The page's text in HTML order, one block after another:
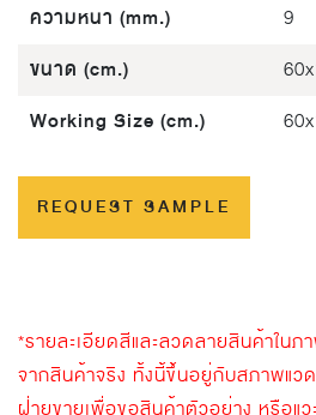
ความหนา (mm.) 9
ขนาด (cm.)
Working Size (cm.)
REQUEST SAMPLE
*รายละเอียดสีและลวดลายสินค้าใน
จากสินค้าจริง ทั้งนี้ขึ้นอยู่กับสภาพแว
ฝ่ายขายเพื่อขอสินค้าตัวอย่าง หรือแว